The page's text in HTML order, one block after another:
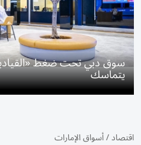
سوق دبي تحت ضغط
يتماسك
اقتصاد/أسواق الإمارات